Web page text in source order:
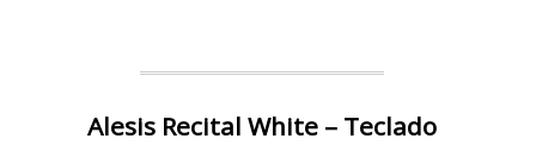
Alesis Recital White – Teclado